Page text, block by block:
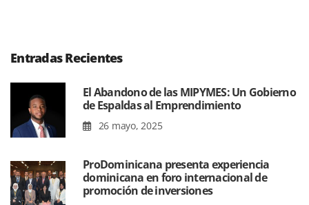
Entradas Recientes
El Abandono de las MIPYMES: Un Gobierno
de Espaldas al Emprendimiento
26 mayo, 2025
ProDominicana presenta experiencia
dominicana en foro internacional de
promoción de inversiones